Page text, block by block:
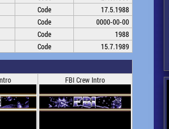
Code
17.5.1988
Code
0000-00-00
Code
1988
Code 15.7.1989
FBI Crew Intro